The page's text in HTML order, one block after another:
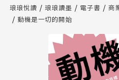
請圖文教學
【公告】琅琅書店服務升
查詢
【公告】因 Readmoo
停部分閱讀服務
琅琅悅讀 琅琅讀墨 電子書 商
動機是一切的開始